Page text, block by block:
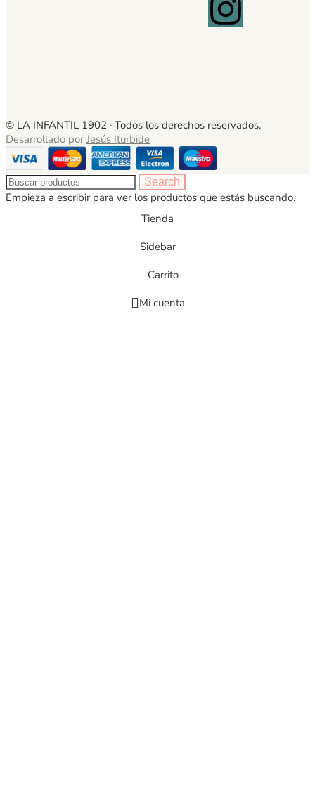
© LA INFANTIL 1902 · Todos los derechos reservados.
Desarrollado por Jesús Iturbide
Search
Empieza a escribir para ver los productos que estás buscando.
Tienda
Sidebar
Carrito
Mi cuenta